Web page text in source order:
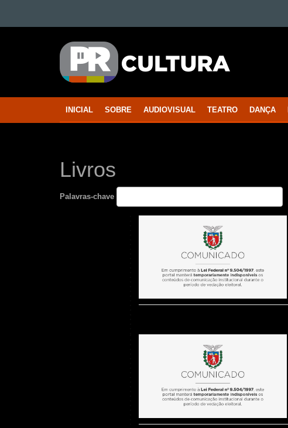
Ir para a navegação
Ir para a buscaPARANÁ
CULTURA
Navegação
INICIAL SOBRE AUDIOVISUAL TEATRO DANÇA
Livros
Palavras-chave